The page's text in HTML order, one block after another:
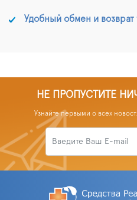
Удобный обмен и возврат
НЕ ПРОПУСТИТЕ
Узнайте первыми о всех